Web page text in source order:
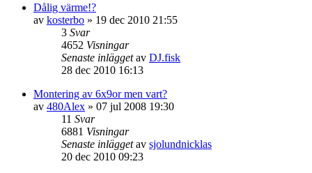
Dålig värme!?
av kosterbo » 19 dec 2010 21:55
3 Svar
4652 Visningar
Senaste inläggetav DJ.fisk
28 dec 2010 16:13
Montering av 6x9or men vart?
av 480Alex » 07 jul 2008 19:30
11 Svar
6881 Visningar
Senaste inläggetav sjolundnicklas
20 dec 2010 09:23